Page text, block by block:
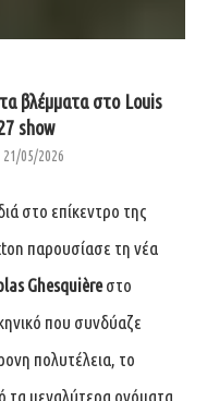
βλέμματα στο Louis
show
21/05/2026
στο επίκεντρο της
παρουσίασε τη νέα
Ghesquièreστο
που συνδύαζε
πολυτέλεια, το
τα μεγαλύτερα ονόματα